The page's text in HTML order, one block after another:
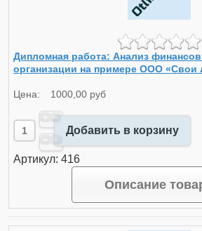
Дипломная работа: Анализ
организации на примере ООО «Свои
Цена: 1000,00 руб
Добавить в корзину
Артикул: 416
Описание